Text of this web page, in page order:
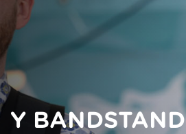
Y BANDSTAND